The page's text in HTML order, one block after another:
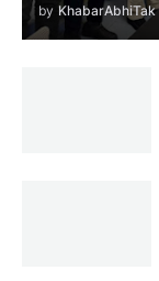
by KhabarAbhiTak